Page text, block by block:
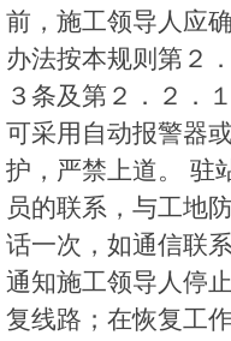
前，施工领导人应
办法按本规则第２
３条及第２．２．
可采用自动报警器
护，严禁上道。 驻
员的联系，与工地
话一次，如通信联
通知施工领导人停
复线路；在恢复工